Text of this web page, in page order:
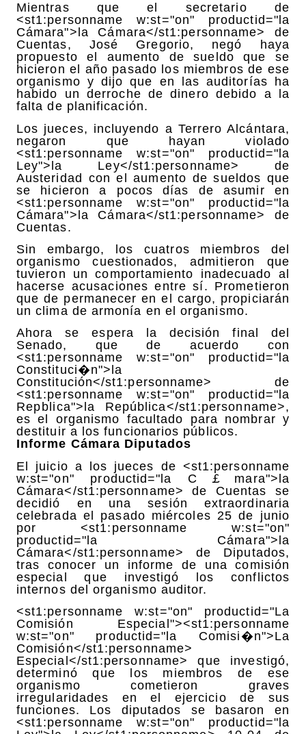
Mientras que el secretario de
<st1:personname w:st="on" productid="la
Cámara">la Cámara</st1:personname> de
Cuentas, José Gregorio, negó haya
propuesto el aumento de sueldo que se
hicieron el año pasado los miembros de ese
organismo y dijo que en las auditorías ha
habido un derroche de dinero debido a la
falta de planificación.
Los jueces, incluyendo a Terrero Alcántara,
negaron que hayan violado
<st1:personname w:st="on" productid="la
Ley">la Ley</st1:personname> de
Austeridad con el aumento de sueldos que
se hicieron a pocos días de asumir en
<st1:personname w:st="on" productid="la
Cámara">la Cámara</st1:personname> de
Cuentas.
Sin embargo, los cuatros miembros del
organismo cuestionados, admitieron que
tuvieron un comportamiento inadecuado al
hacerse acusaciones entre sí. Prometieron
que de permanecer en el cargo, propiciarán
un clima de armonía en el organismo.
Ahora se espera la decisión final del
Senado, que de acuerdo con
<st1:personname w:st="on" productid="la
Constituci�n">la
Constitución</st1:personname> de
<st1:personname w:st="on" productid="la
Rep￺blica">la República</st1:personname>,
es el organismo facultado para nombrar y
destituir a los funcionarios públicos.
Informe Cámara Diputados
El juicio a los jueces de <st1:personname
w:st="on" productid="la C￡mara">la
Cámara</st1:personname> de Cuentas se
decidió en una sesión extraordinaria
celebrada el pasado miércoles 25 de junio
por <st1:personname w:st="on"
productid="la Cámara">la
Cámara</st1:personname> de Diputados,
tras conocer un informe de una comisión
especial que investigó los conflictos
internos del organismo auditor.
<st1:personname w:st="on" productid="La
Comisión Especial"><st1:personname
w:st="on" productid="la Comisi�n">La
Comisión</st1:personname>
Especial</st1:personname> que investigó,
determinó que los miembros de ese
organismo cometieron graves
irregularidades en el ejercicio de sus
funciones. Los diputados se basaron en
<st1:personname w:st="on" productid="la